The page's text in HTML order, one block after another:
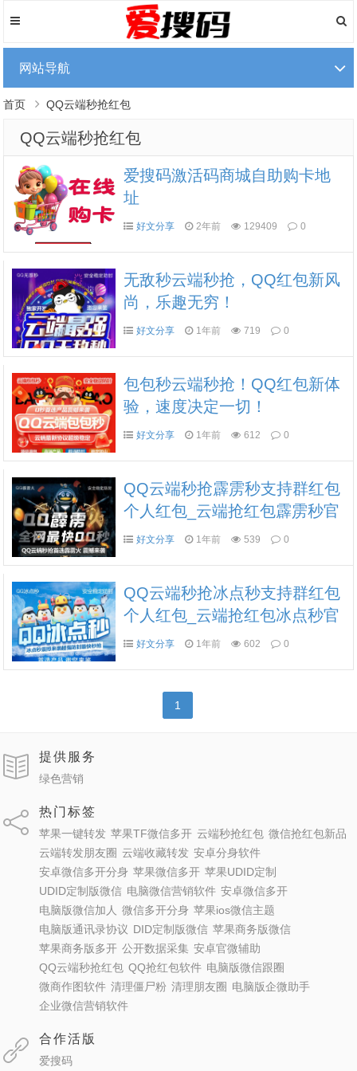
网站导航
首页 QQ云端秒抢红包
QQ云端秒抢红包
爱搜码激活码商城自助购卡地
址
好文分享 2年前 129409 0
无敌秒云端秒抢，QQ红包新风
尚，乐趣无穷！
好文分享 1年前 719 0
包包秒云端秒抢！QQ红包新体
验，速度决定一切！
好文分享 1年前 612 0
QQ云端秒抢霹雳秒支持群红包
个人红包_云端抢红包霹雳秒官
网好文分享 1年前 539 0
QQ云端秒抢冰点秒支持群红包
个人红包_云端抢红包冰点秒官
网好文分享 1年前 602 0
1
提供服务
绿色营销
热门标签
苹果一键转发 苹果TF微信多开 云端秒抢红包 微信抢红包新品
云端转发朋友圈 云端收藏转发 安卓分身软件
安卓微信多开分身 苹果微信多开 苹果UDID定制
UDID定制版微信 电脑微信营销软件 安卓微信多开
电脑版微信加人 微信多开分身 苹果ios微信主题
电脑版通讯录协议 DID定制版微信 苹果商务版微信
苹果商务版多开 公开数据采集 安卓官微辅助
QQ云端秒抢红包 QQ抢红包软件 电脑版微信跟圈
微商作图软件 清理僵尸粉 清理朋友圈 电脑版企微助手
企业微信营销软件
合作活版
爱搜码